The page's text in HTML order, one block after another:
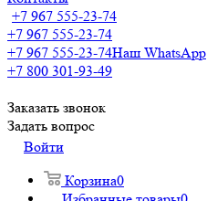
+7 967 555-23-74
+7 967 555-23-74
+7 967 555-23-74Наш WhatsApp
+7 800 301-93-49
Заказать звонок
Задать вопрос
Войти
Корзина0